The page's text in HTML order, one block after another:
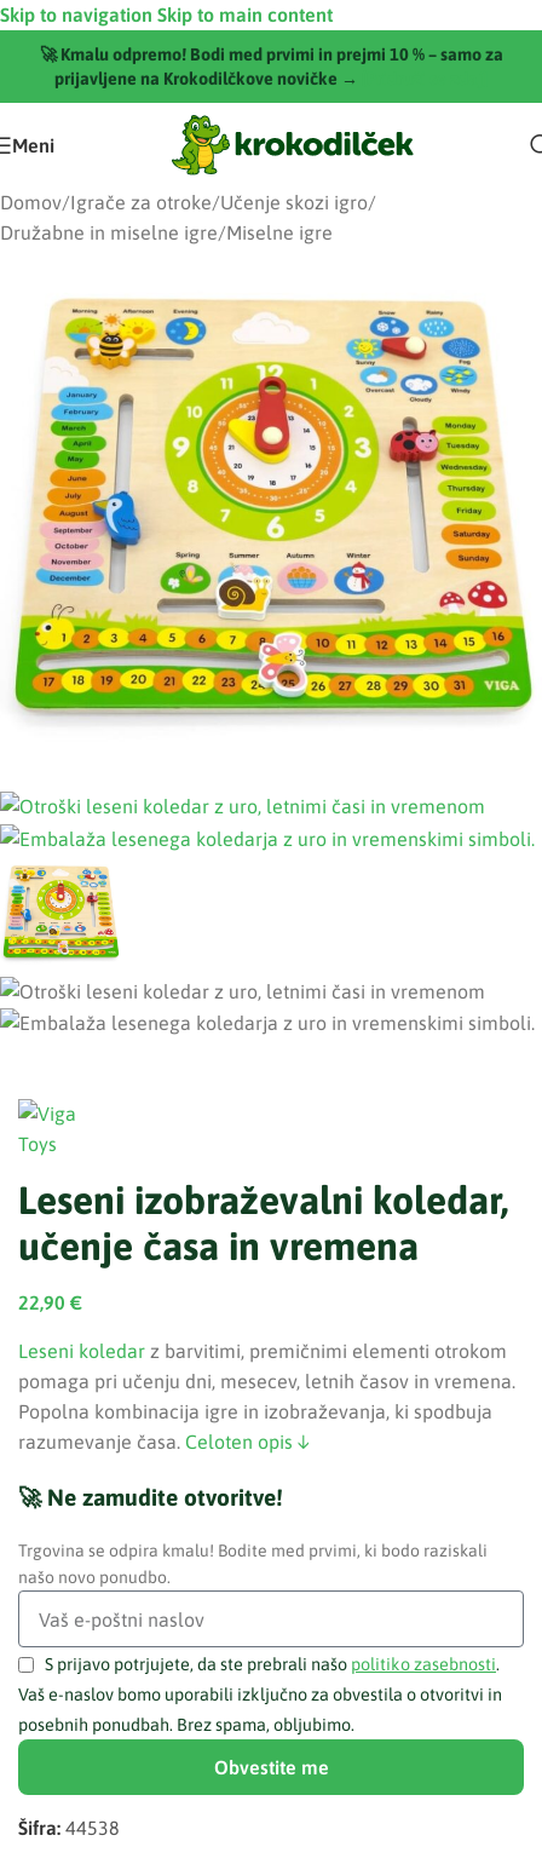
Skip to navigation Skip to main content
🚀 Kmalu odpremo! Bodi med prvimi in prejmi 10 % – samo za
prijavljene na Krokodilčkove novičke →
Meni
Domov/Igrače za otroke/Učenje skozi igro/
Družabne in miselne igre/Miselne igre
Leseni izobraževalni koledar,
učenje časa in vremena
22,90 €
Leseni koledar z barvitimi, premičnimi elementi otrokom
pomaga pri učenju dni, mesecev, letnih časov in vremena.
Popolna kombinacija igre in izobraževanja, ki spodbuja
razumevanje časa. Celoten opis ↓
🚀 Ne zamudite otvoritve!
Trgovina se odpira kmalu! Bodite med prvimi, ki bodo raziskali
našo novo ponudbo.
S prijavo potrjujete, da ste prebrali našo politiko zasebnosti.
Vaš e-naslov bomo uporabili izključno za obvestila o otvoritvi in
posebnih ponudbah. Brez spama, obljubimo.
Obvestite me
Šifra: 44538